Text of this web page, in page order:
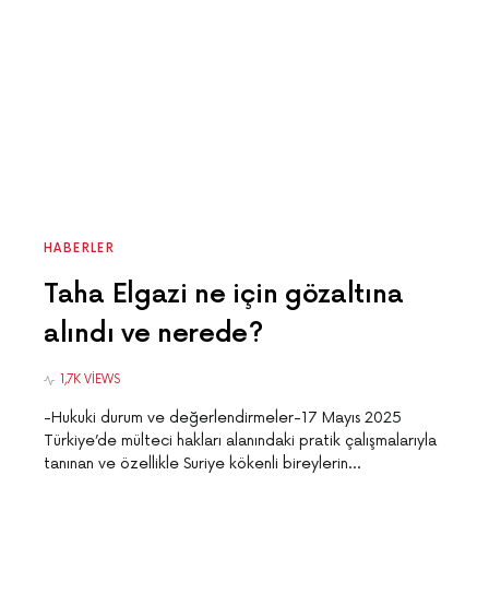
HABERLER
Taha Elgazi ne için gözaltına
alındı ve nerede?
1,7K VIEWS
-Hukuki durum ve değerlendirmeler-17 Mayıs 2025
Türkiye’de mülteci hakları alanındaki pratik çalışmalarıyla
tanınan ve özellikle Suriye kökenli bireylerin…